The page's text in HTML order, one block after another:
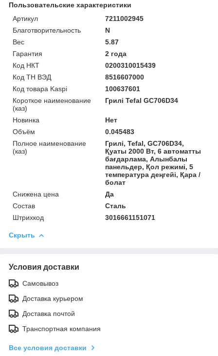
Пользовательские характеристики
Артикул
7211002945
Благотворительность
N
Вес
5.87
Гарантия
2 года
Код НКТ
0200310015439
Код ТН ВЭД
8516607000
Код товара Kaspi
100637601
Короткое наименование
(каз)
Грилі Tefal GC706D34
Новинка
Нет
Объём
0.045483
Полное наименование
(каз)
Грилі, Tefal, GC706D34,
Қуаты 2000 Вт, 6 автоматты
бағдарлама, Алынбалы
панельдер, Қол режимі, 5
температура деңгейі, Қара /
болат
Снижена цена
Да
Состав
Сталь
Штрихкод
3016661151071
Скрыть
Условия доставки
Самовывоз
Доставка курьером
Доставка почтой
Транспортная компания
Все условия доставки